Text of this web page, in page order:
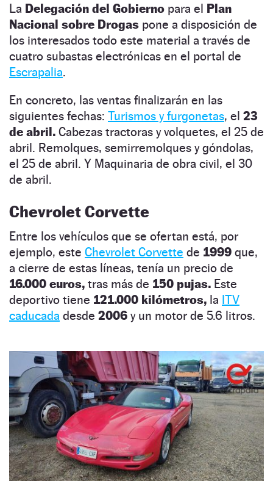
La Delegación del Gobierno para el Plan
Nacional sobre Drogas pone a disposición de
los interesados todo este material a través de
cuatro subastas electrónicas en el portal de
Escrapalia.
En concreto, las ventas finalizarán en las
siguientes fechas: Turismos y furgonetas, el 23
de abril. Cabezas tractoras y volquetes, el 25 de
abril. Remolques, semirremolques y góndolas,
el 25 de abril. Y Maquinaria de obra civil, el 30
de abril.
Chevrolet Corvette
Entre los vehículos que se ofertan está, por
ejemplo, este Chevrolet Corvette de 1999 que,
a cierre de estas líneas, tenía un precio de
16.000 euros, tras más de 150 pujas. Este
deportivo tiene 121.000 kilómetros, la ITV
caducada desde 2006 y un motor de 5.6 litros.